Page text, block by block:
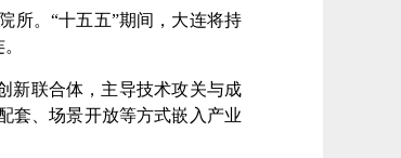
。“十五五”期间，大连将持
新联合体，主导技术攻关与成
套、场景开放等方式嵌入产业